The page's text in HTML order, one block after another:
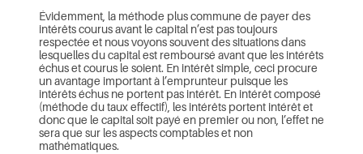
Évidemment, la méthode plus commune de payer des
intérêts courus avant le capital n’est pas toujours
respectée et nous voyons souvent des situations dans
lesquelles du capital est remboursé avant que les intérêts
échus et courus le soient. En intérêt simple, ceci procure
un avantage important à l’emprunteur puisque les
intérêts échus ne portent pas intérêt. En intérêt composé
(méthode du taux effectif), les intérêts portent intérêt et
donc que le capital soit payé en premier ou non, l’effet ne
sera que sur les aspects comptables et non
mathématiques.